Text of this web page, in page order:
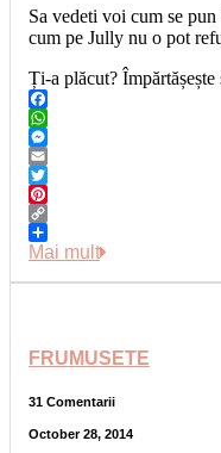
Sa vedeti voi cum se
cum pe Jully nu o pot
Ți-a plăcut? Împărtășește
Facebook
WhatsApp
Messenger
Email
Twitter
Pinterest
Copy
Link
Share
Mai mult
FRUMUSETE
31 Comentarii
October 28, 2014